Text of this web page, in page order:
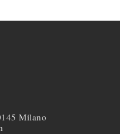
Milano